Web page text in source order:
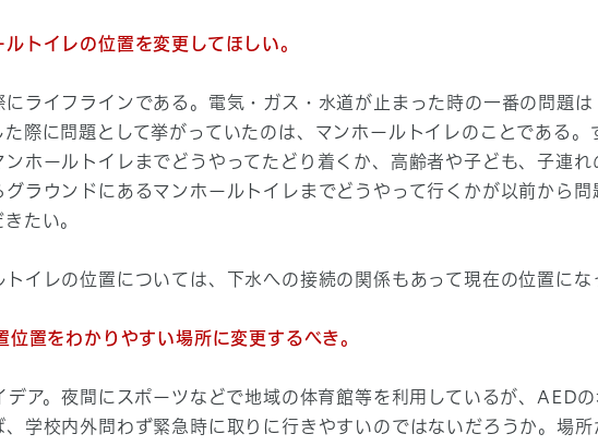
トイレの位置を変更してほしい。
にライフラインである。電気・ガス・水道が止まった時の一番の問題
際に問題として挙がっていたのは、マンホールトイレのことである
ンホールトイレまでどうやってたどり着くか、高齢者や子ども、子連
ラウンドにあるマンホールトイレまでどうやって行くかが以前から
たい。
イレの位置については、下水への接続の関係もあって現在の位置にな
置をわかりやすい場所に変更するべき。
デア。夜間にスポーツなどで地域の体育館等を利用しているが、AED
、学校内外問わず緊急時に取りに行きやすいのではないだろうか。場